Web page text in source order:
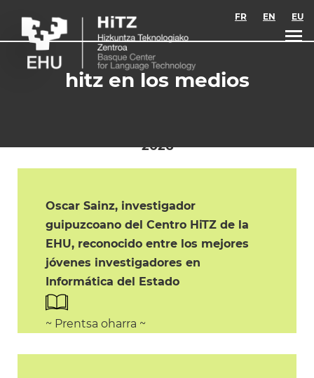
FR EN EU
hitz en los medios
2026
Oscar Sainz, investigador
guipuzcoano del Centro HiTZ de la
EHU, reconocido entre los mejores
jóvenes investigadores en
Informática del Estado
~ Prentsa oharra ~